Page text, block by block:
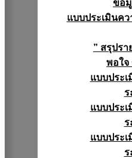
ข้อ
แบบประเมินค
” สรุปร
พอใจ
แบบประ
ร
แบบประ
ร
แบบประ
ร